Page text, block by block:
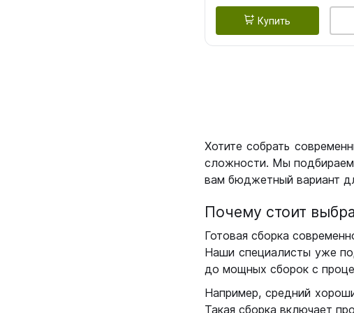
Купить
Хотите собрать
сложности. Мы подбираем
вам бюджетный вариант
Почему стоит
Готовая сборка
Наши специалисты уже
до мощных сборок с
Например, средний
Такая сборка включает